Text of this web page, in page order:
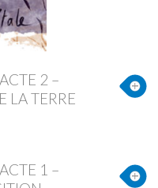
2 –
LA TERRE
1 –